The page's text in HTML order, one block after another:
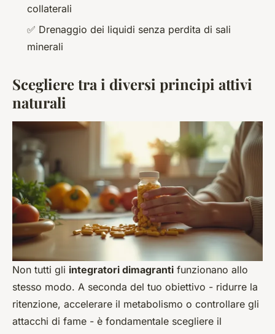
collaterali
✅ Drenaggio dei liquidi senza perdita di sali
minerali
Scegliere tra i diversi principi attivi
naturali
Non tutti gli integratori dimagranti funzionano allo
stesso modo. A seconda del tuo obiettivo - ridurre la
ritenzione, accelerare il metabolismo o controllare gli
attacchi di fame - è fondamentale scegliere il